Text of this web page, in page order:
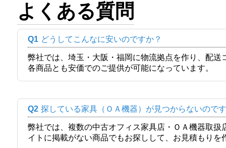
よくある質問
Q1 どうしてこんなに安いのですか？
弊社では、埼玉・大阪・福岡に物流拠点を作り、配
各商品とも安価でのご提供が可能になっています。
Q2 探している家具（ＯＡ機器）が見つからないので
弊社では、複数の中古オフィス家具店・ＯＡ機器取
イトに掲載がない商品でもお探しして、お見積もりを